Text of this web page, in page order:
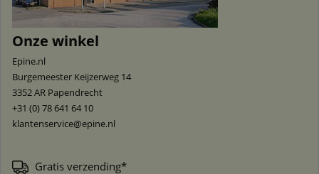
Onze winkel
Epine.nl
Burgemeester Keijzerweg 14
3352 AR Papendrecht
+31 (0) 78 641 64 10
klantenservice@epine.nl
Gratis verzending*